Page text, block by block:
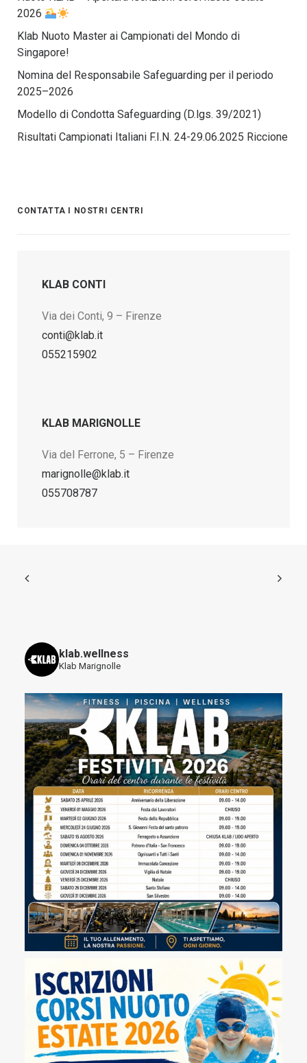
2026
Klab Nuoto Master ai Campionati del Mondo di
Singapore!
Nomina del Responsabile Safeguarding per il periodo
2025–2026
Modello di Condotta Safeguarding (D.lgs. 39/2021)
Risultati Campionati Italiani F.I.N. 24-29.06.2025 Riccione
CONTATTA I NOSTRI CENTRI
KLAB CONTI
Via dei Conti, 9 – Firenze
conti@klab.it
055215902
KLAB MARIGNOLLE
Via del Ferrone, 5 – Firenze
marignolle@klab.it
055708787
klab.wellness
Klab Marignolle